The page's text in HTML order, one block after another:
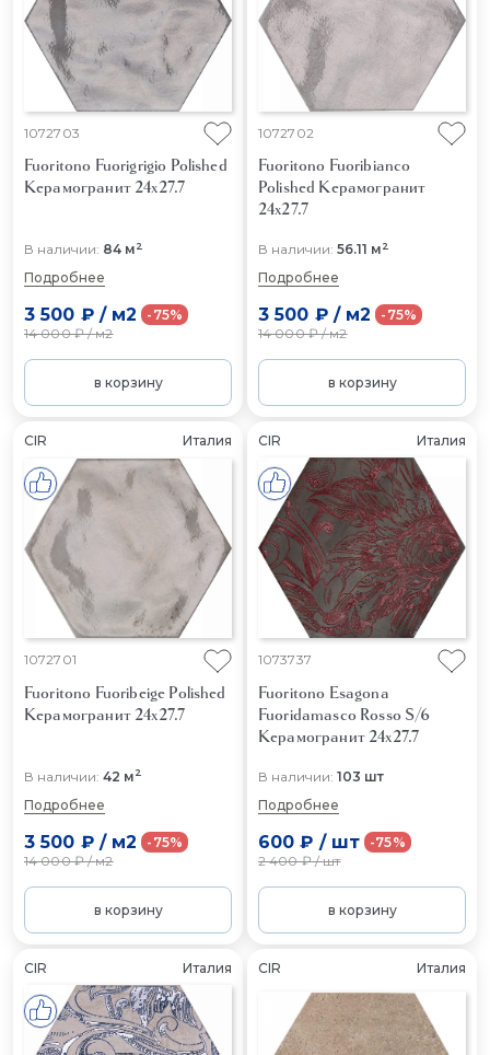
1072703
Fuoritono Fuorigrigio Polished
Керамогранит 24x27.7
В наличии: 84 м2
Подробнее
3 500 ₽/ м2
14 000 ₽/м2
-75%
в корзину
1072702
Fuoritono Fuoribianco
Polished Керамогранит
24x27.7
В наличии: 56.11 м2
Подробнее
3 500 ₽/ м2
14 000 ₽/м2
-75%
в корзину
CIR Италия
1072701
Fuoritono Fuoribeige Polished
Керамогранит 24x27.7
В наличии: 42 м2
Подробнее
3 500 ₽/ м2
14 000 ₽/м2
-75%
в корзину
CIR Италия
1073737
Fuoritono Esagona
Fuoridamasco Rosso S/6
Керамогранит 24x27.7
В наличии: 103 шт
Подробнее
600 ₽ / шт
2 400 ₽/шт
-75%
в корзину
CIR Италия CIR Италия